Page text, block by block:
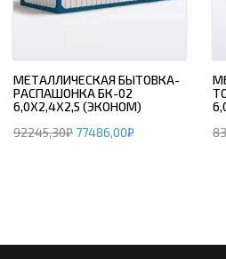
МЕТАЛЛИЧЕСКАЯ БЫТОВКА-
РАСПАШОНКА БК-02
6,0Х2,4Х2,5 (ЭКОНОМ)
92245,30₽ 77486,00₽